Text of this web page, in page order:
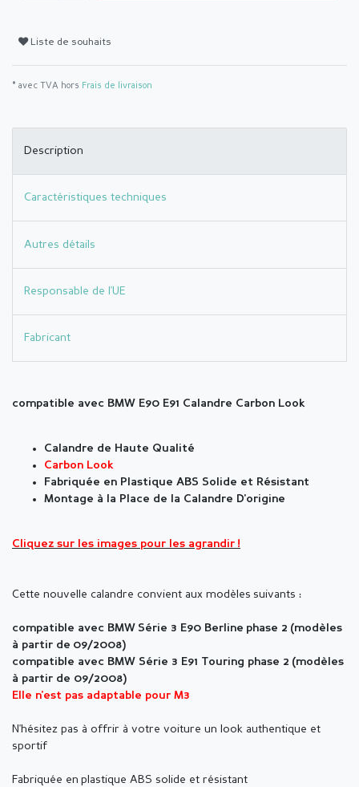
Liste de souhaits
* avec TVA hors Frais de livraison
Description
Caractéristiques techniques
Autres détails
Responsable de l'UE
Fabricant
compatible avec BMW E90 E91 Calandre Carbon Look
Calandre de Haute Qualité
Carbon Look
Fabriquée en Plastique ABS Solide et Résistant
Montage à la Place de la Calandre D'origine
Cliquez sur les images pour les agrandir !
Cette nouvelle calandre convient aux modèles suivants :
compatible avec BMW Série 3 E90 Berline phase 2 (modèles
à partir de 09/2008)
compatible avec BMW Série 3 E91 Touring phase 2 (modèles
à partir de 09/2008)
Elle n'est pas adaptable pour M3
N'hésitez pas à offrir à votre voiture un look authentique et
sportif
Fabriquée en plastique ABS solide et résistant